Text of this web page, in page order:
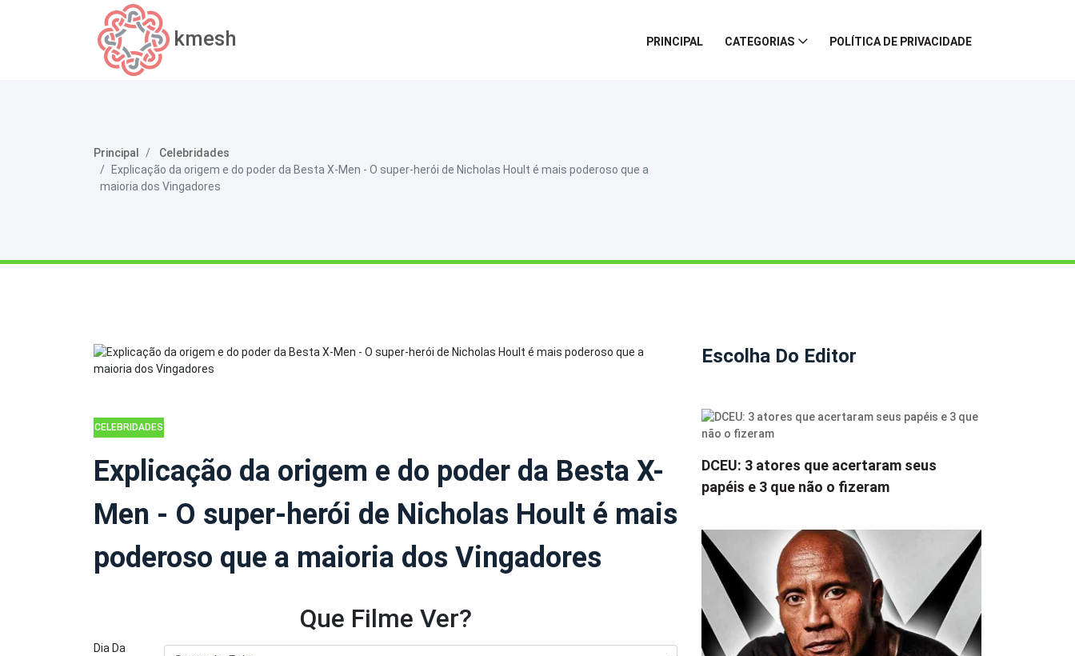
kmesh PRINCIPAL CATEGORIAS POLÍTICA DE PRIVACIDADE
Principal
Celebridades
Explicação da origem e do poder da Besta X-Men - O super-herói de Nicholas Hoult é mais poderoso que a
maioria dos Vingadores
CELEBRIDADES
Explicação da origem e do poder da Besta X-
Men - O super-herói de Nicholas Hoult é mais
poderoso que a maioria dos Vingadores
Que Filme Ver?
Dia Da
Escolha Do Editor
DCEU: 3 atores que acertaram seus
papéis e 3 que não o fizeram